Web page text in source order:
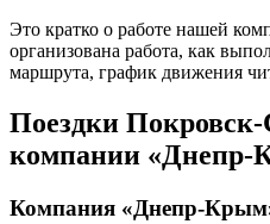
Это кратко о работе нашей
организована работа, как
маршрута, график движения
Поездки Покровск-
компании «Днепр-
Компания «Днепр-